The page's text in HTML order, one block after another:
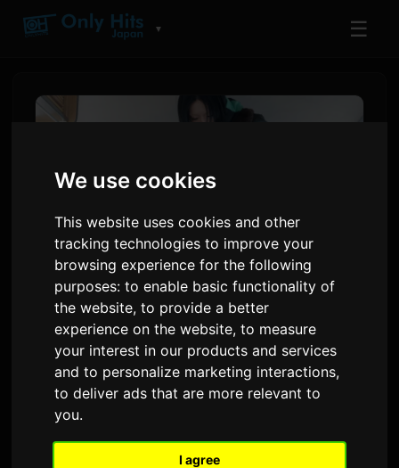
We use cookies
This website uses cookies and other
tracking technologies to improve your
browsing experience for the following
purposes:to enable basic functionality of
the website,to provide a better
experience on the website,to measure
your interest in our products and services
and to personalize marketing interactions,
to deliver ads that are more relevant to
you.
I agree
▼ ☰
Ayase lanserer
musikkvideoen for 'うるさ'
fra solo-EP'en 'dialogue'
AvSam